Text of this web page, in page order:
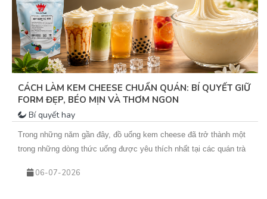
CÁCH LÀM KEM CHEESE CHUẨN QUÁN: BÍ QUYẾT GIỮ
FORM ĐẸP, BÉO MỊN VÀ THƠM NGON
Bí quyết hay
Trong những năm gần đây, đồ uống kem cheese đã trở thành một
trong những dòng thức uống được yêu thích nhất tại các quán trà
cheese đến cà phê kem cheese hay matcha kem cheese, tất cả
06-07-2026